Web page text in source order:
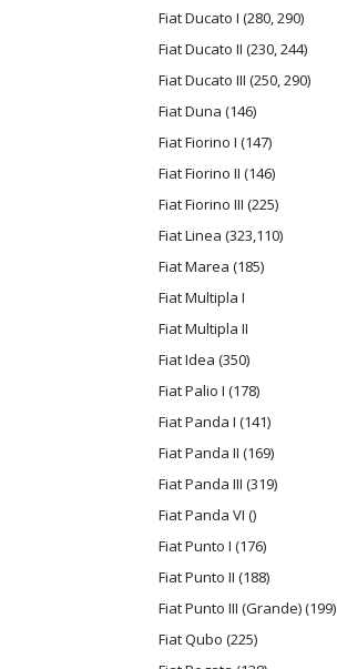
Fiat Ducato I (280, 290)
Fiat Ducato II (230, 244)
Fiat Ducato III (250, 290)
Fiat Duna (146)
Fiat Fiorino I (147)
Fiat Fiorino II (146)
Fiat Fiorino III (225)
Fiat Linea (323,110)
Fiat Marea (185)
Fiat Multipla I
Fiat Multipla II
Fiat Idea (350)
Fiat Palio I (178)
Fiat Panda I (141)
Fiat Panda II (169)
Fiat Panda III (319)
Fiat Panda VI ()
Fiat Punto I (176)
Fiat Punto II (188)
Fiat Punto III (Grande) (199)
Fiat Qubo (225)